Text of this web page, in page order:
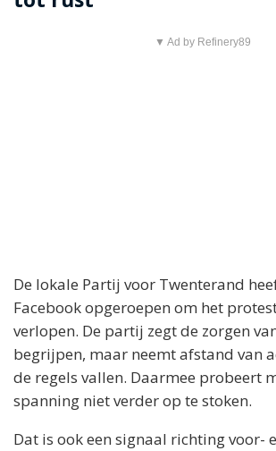
▼ Ad by Refinery89
De lokale Partij voor Twenterand
Facebook opgeroepen om het
verlopen. De partij zegt de zorgen
begrijpen, maar neemt afstand van
de regels vallen. Daarmee probeert
spanning niet verder op te stoken.
Dat is ook een signaal richting voor-